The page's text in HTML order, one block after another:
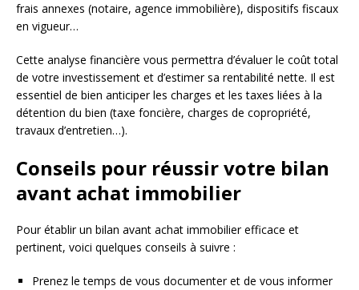
frais annexes (notaire, agence immobilière), dispositifs fiscaux
en vigueur…
Cette analyse financière vous permettra d’évaluer le coût total
de votre investissement et d’estimer sa rentabilité nette. Il est
essentiel de bien anticiper les charges et les taxes liées à la
détention du bien (taxe foncière, charges de copropriété,
travaux d’entretien…).
Conseils pour réussir votre bilan
avant achat immobilier
Pour établir un bilan avant achat immobilier efficace et
pertinent, voici quelques conseils à suivre :
Prenez le temps de vous documenter et de vous informer